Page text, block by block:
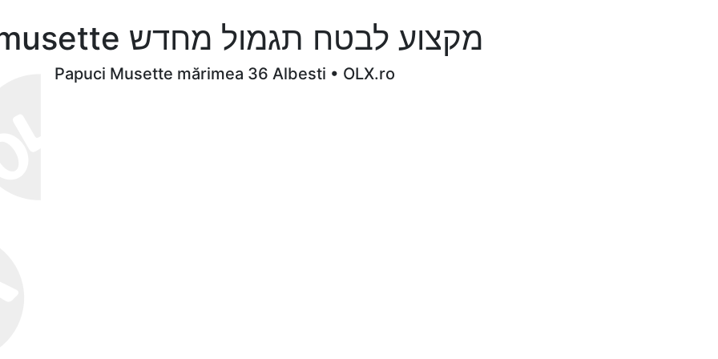
אופנה שקרן מקרן papuci musette מקצוע לבטח תגמול מחדש
Papuci Musette mărimea 36 Albesti • OLX.ro